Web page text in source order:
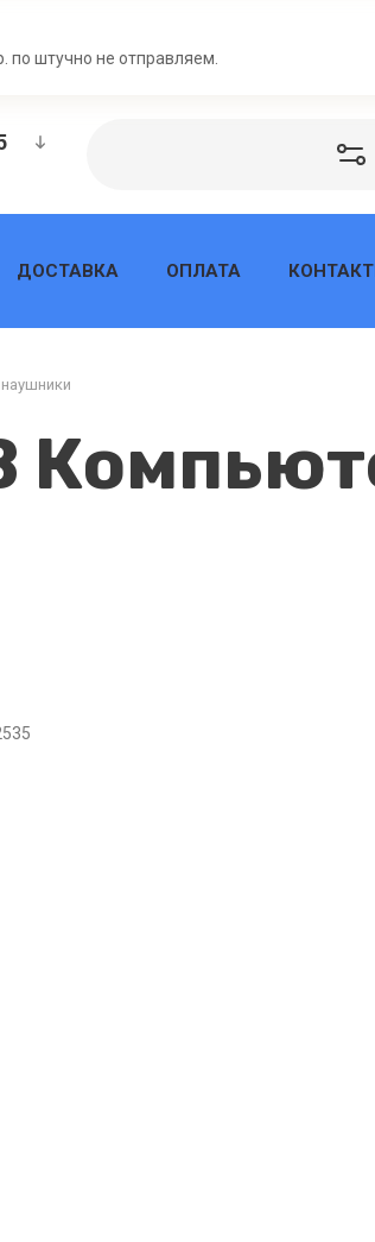
по штучно не отправляем.
ДОСТАВКА ОПЛАТА